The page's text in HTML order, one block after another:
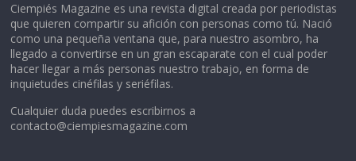
Ciempiés Magazine es una revista digital creada por periodistas
que quieren compartir su afición con personas como tú. Nació
como una pequeña ventana que, para nuestro asombro, ha
llegado a convertirse en un gran escaparate con el cual poder
hacer llegar a más personas nuestro trabajo, en forma de
inquietudes cinéfilas y seriéfilas.
Cualquier duda puedes escribirnos a
contacto@ciempiesmagazine.com